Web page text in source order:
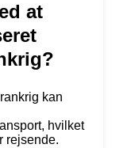
at
kan
hvilket
rejsende.